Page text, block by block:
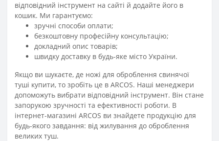
відповідний інструмент на сайті й додайте його в
кошик. Ми гарантуємо:
зручні способи оплати;
безкоштовну професійну консультацію;
докладний опис товарів;
швидку доставку в будь-яке місто України.
Якщо ви шукаєте, де ножі для оброблення свинячої
туші купити, то зробіть це в ARCOS. Наші менеджери
допоможуть вибрати відповідний інструмент. Він стане
запорукою зручності та ефективності роботи. В
інтернет-магазині ARCOS ви знайдете продукцію для
будь-якого завдання: від жилування до оброблення
великих туш.